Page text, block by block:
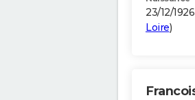
23/12/
Loire)